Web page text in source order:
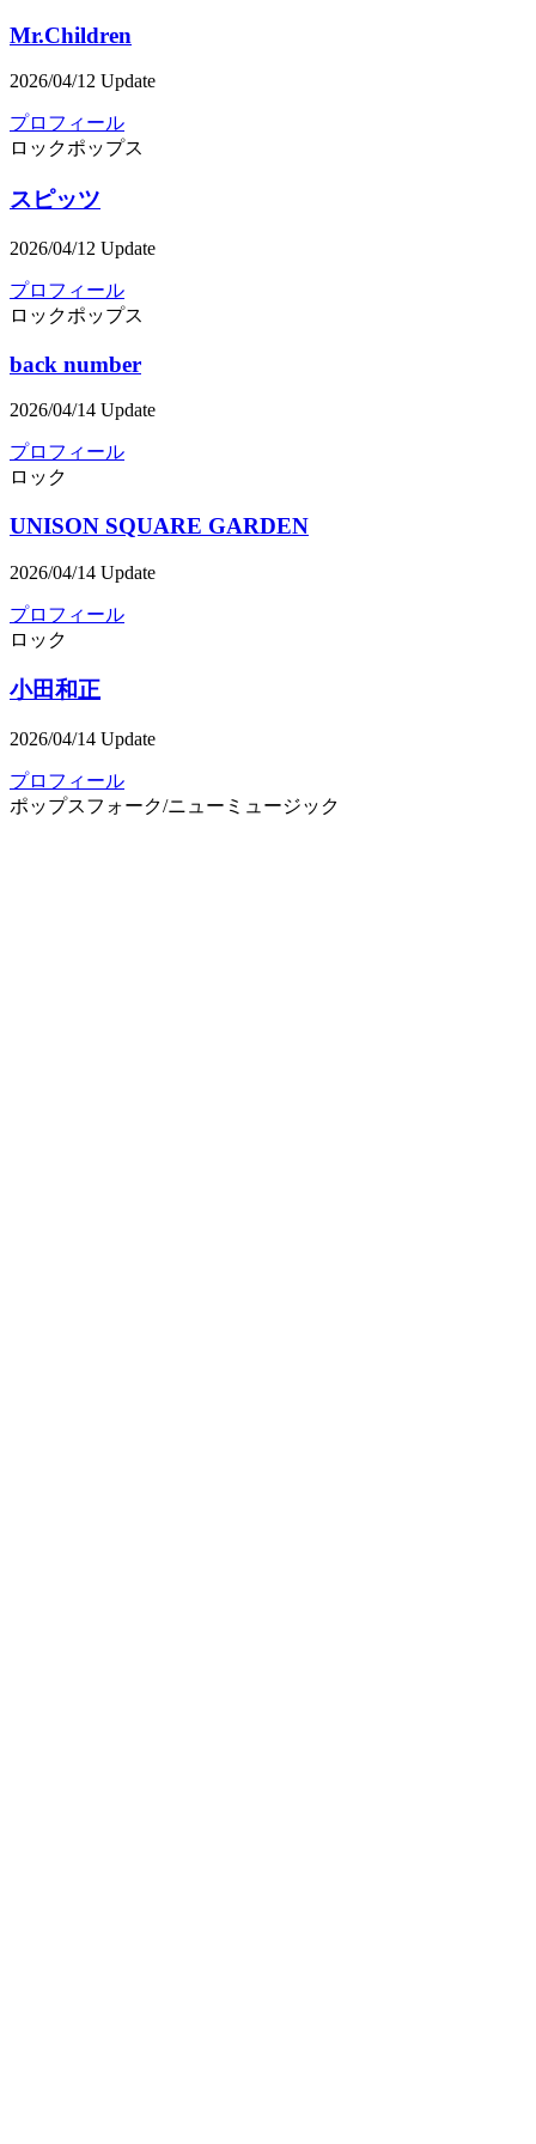
Mr.Children
2026/04/12 Update
プロフィール
ロックポップス
スピッツ
2026/04/12 Update
プロフィール
ロックポップス
back number
2026/04/14 Update
プロフィール
ロック
UNISON SQUARE GARDEN
2026/04/14 Update
プロフィール
ロック
小田和正
2026/04/14 Update
プロフィール
ポップスフォーク/ニューミュージック